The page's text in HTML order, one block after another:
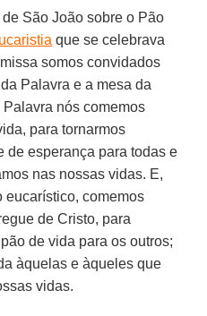
São João sobre o Pão
que se celebrava
somos convidados
Palavra e a mesa da
nós comemos
para tornarmos
de esperança para todas e
nas nossas vidas. E,
eucarístico, comemos
de Cristo, para
de vida para os outros;
àquelas e àqueles que
vidas.